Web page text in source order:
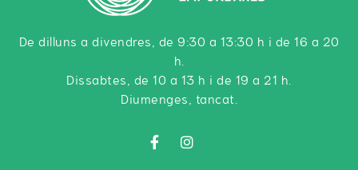
De dilluns a divendres, de 9:30 a 13:30 h i de 16 a 20
h.
Dissabtes, de 10 a 13 h i de 19 a 21 h.
Diumenges, tancat.